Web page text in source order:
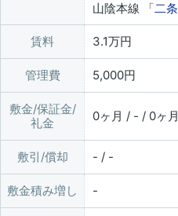
山陰本線 「二条
賃料 3.1万円
管理費 5,000円
敷金/保証金/
礼金
0ヶ月 / - / 0ヶ月
敷引/償却 - / -
敷金積み増し